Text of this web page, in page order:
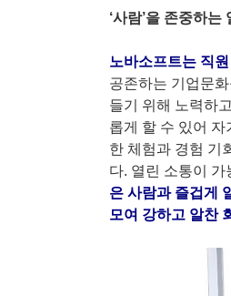
‘사람’을 존중하
노바소프트는 직
공존하는 기업문
들기 위해 노력하
롭게 할 수 있어
한 체험과 경험 기
다. 열린 소통이
은 사람과 즐겁게
모여 강하고 알찬